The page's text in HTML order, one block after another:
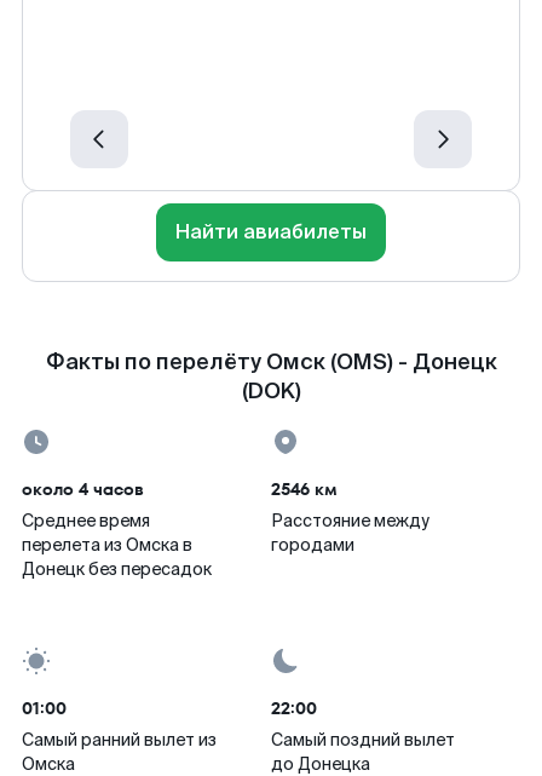
Найти авиабилеты
Факты по перелёту Омск (OMS) - Донецк
(DOK)
около 4 часов
Среднее время
перелета из Омска в
Донецк без пересадок
2546 км
Расстояние между
городами
01:00
Самый ранний вылет из
Омска
22:00
Самый поздний вылет
до Донецка